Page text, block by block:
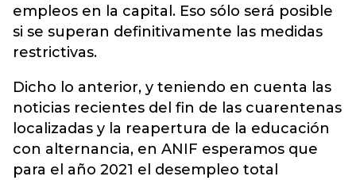
empleos en la capital. Eso sólo será posible
si se superan definitivamente las medidas
restrictivas.
Dicho lo anterior, y teniendo en cuenta las
noticias recientes del fin de las cuarentenas
localizadas y la reapertura de la educación
con alternancia, en ANIF esperamos que
para el año 2021 el desempleo total